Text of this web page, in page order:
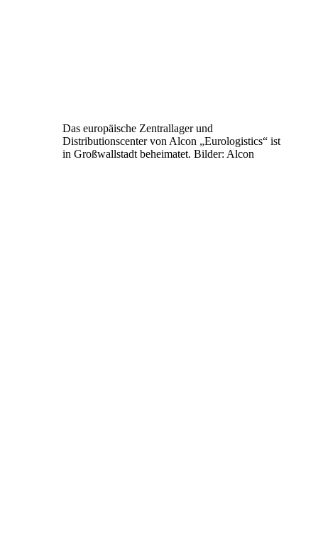
Das europäische Zentrallager und
Distributionscenter von Alcon „Eurologistics“ ist
in Großwallstadt beheimatet. Bilder: Alcon